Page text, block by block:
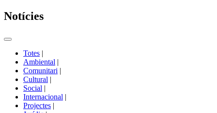
Notícies
Commutador
portals
Totes |
Ambiental |
Comunitari |
Cultural |
Social |
Internacional |
Projectes |